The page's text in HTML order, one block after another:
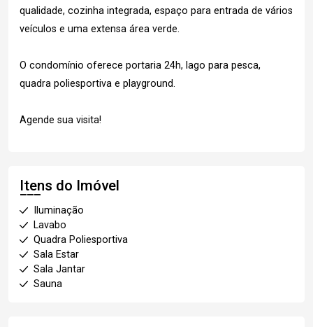
qualidade, cozinha integrada, espaço para entrada de vários
veículos e uma extensa área verde.
O condomínio oferece portaria 24h, lago para pesca,
quadra poliesportiva e playground.
Agende sua visita!
Itens do Imóvel
Iluminação
Lavabo
Quadra Poliesportiva
Sala Estar
Sala Jantar
Sauna